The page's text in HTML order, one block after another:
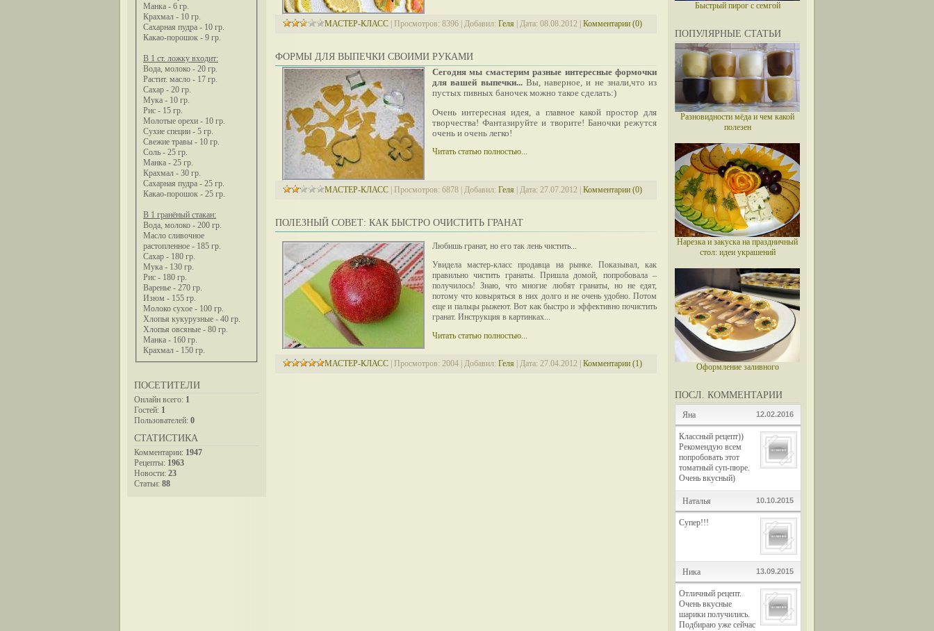
Манка - 6 гр.
Крахмал - 10 гр.
Сахарная пудра - 10 гр.
Какао-порошок - 9 гр.
В 1 ст. ложку входит:
Вода, молоко - 20 гр.
Растит. масло - 17 гр.
Сахар - 20 гр.
Мука - 10 гр.
Рис - 15 гр.
Молотые орехи - 10 гр.
Сухие специи - 5 гр.
Свежие травы - 10 гр.
Соль - 25 гр.
Манка - 25 гр.
Крахмал - 30 гр.
Сахарная пудра - 25 гр.
Какао-порошок - 25 гр.
В 1 гранёный стакан:
Вода, молоко - 200 гр.
Масло сливочное
растопленное - 185 гр.
Сахар - 180 гр.
Мука - 130 гр.
Рис - 180 гр.
Варенье - 270 гр.
Изюм - 155 гр.
Молоко сухое - 100 гр.
Хлопья кукурузные - 40 гр.
Хлопья овсяные - 80 гр.
Манка - 160 гр.
Крахмал - 150 гр.
ПОСЕТИТЕЛИ
Онлайн всего: 1
Гостей: 1
Пользователей: 0
СТАТИСТИКА
Комментарии: 1947
Рецепты: 1963
Новости: 23
Статьи: 88
Быстрый пирог с семгой
ПОПУЛЯРНЫЕ СТАТЬИ
Разновидности мёда и чем какой
полезен
Нарезка и закуска на праздничный
стол: идеи украшений
Оформление заливного
ПОСЛ. КОММЕНТАРИИ
Яна 12.02.2016
Классный рецепт))
Рекомендую всем
попробовать этот
томатный суп-пюре.
Очень вкусный)
Наталья 10.10.2015
Супер!!!
Ника 13.09.2015
Отличный рецепт.
Очень вкусные
шарики получились.
Подбираю уже сейчас
МАСТЕР-КЛАСС Просмотров: 8396 Добавил: Геля Дата: 08.08.2012 Комментарии (0)
ФОРМЫ ДЛЯ ВЫПЕЧКИ СВОИМИ РУКАМИ
Сегодня мы смастерим разные интересные формочки
для вашей выпечки...Вы, наверное, и не знали,что из
пустых пивных баночек можно такое сделать:)
Очень интересная идея, а главное какой простор для
творчества! Фантазируйте и творите! Баночки режутся
очень и очень легко!
Читать статью полностью...
МАСТЕР-КЛАСС Просмотров: 6878 Добавил: Геля Дата: 27.07.2012 Комментарии (0)
ПОЛЕЗНЫЙ СОВЕТ: КАК БЫСТРО ОЧИСТИТЬ ГРАНАТ
Любишь гранат, но его так лень чистить...
Увидела мастер-класс продавца на рынке. Показывал, как
правильно чистить гранаты. Пришла домой, попробовала –
получилось! Знаю, что многие любят гранаты, но не едят,
потому что ковыряться в них долго и не очень удобно. Потом
еще и пальцы рыжеют. Вот как быстро и эффективно почистить
гранат. Инструкция в картинках...
Читать статью полностью...
МАСТЕР-КЛАСС Просмотров: 2004 Добавил: Геля Дата: 27.04.2012 Комментарии (1)